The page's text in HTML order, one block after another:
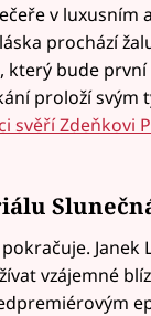
v
prochází
který bude
proloží svým
svěří Zdeňkovi
vzájemné